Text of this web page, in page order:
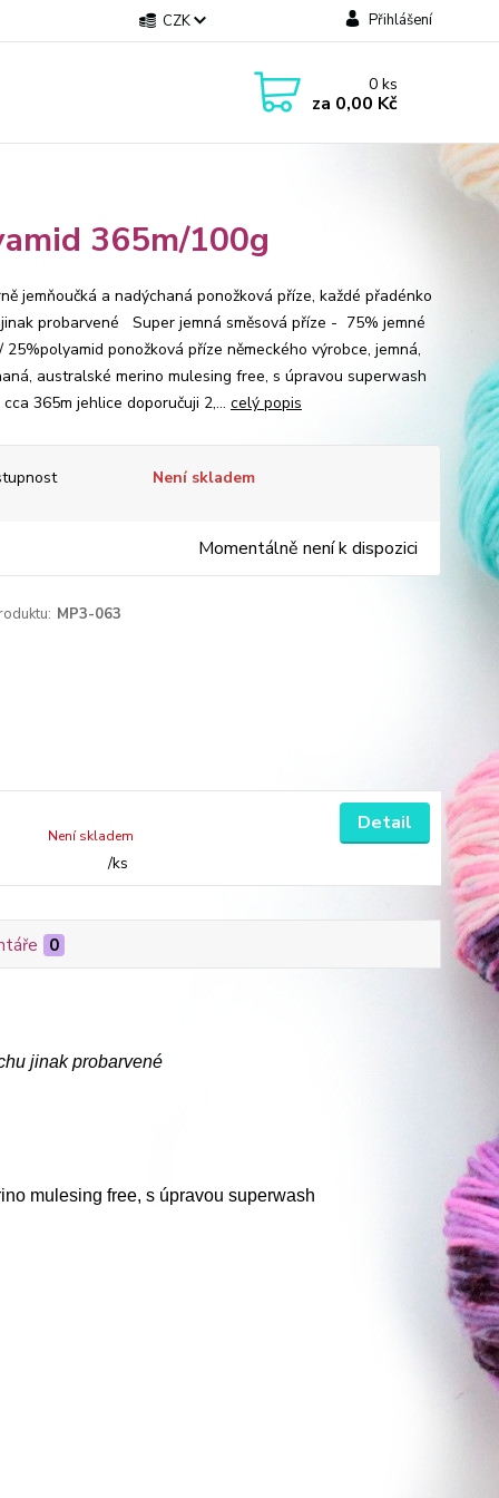
CZK Přihlášení
0ks
za 0,00 Kč
365m/100g
jemňoučká a nadýchaná ponožková příze, každé přadénko
probarvené Super jemná směsová příze - 75% jemné
25%polyamid ponožková příze německého výrobce, jemná,
australské merino mulesing free, s úpravou superwash
365m jehlice doporučuji 2,... celý popis
Není skladem
Momentálně není k dispozici
MP3-063
/ks
Není skladem
Detail
0
jinak probarvené
mulesing free, s úpravou superwash